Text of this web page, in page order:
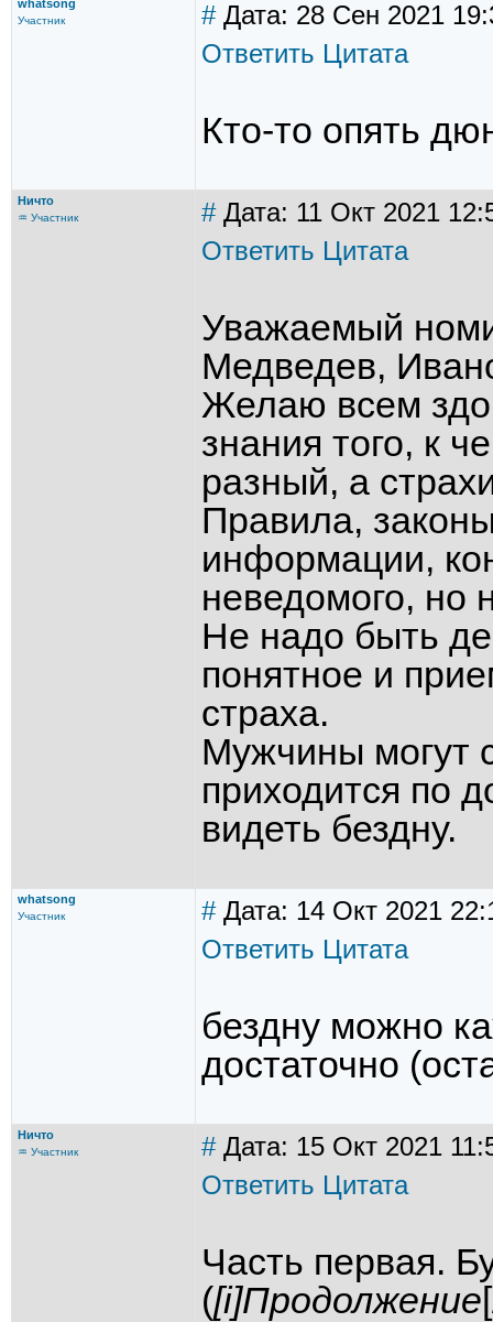
whatsong
Участник #Дата: 28 Сен 2021
Ответить Цитата
Кто-то опять
Ничто
♒ Участник #Дата: 11 Окт 2021
Ответить Цитата
Уважаемый
Медведев,
Желаю всем
знания того, к
разный, а
Правила,
информации,
неведомого, но
Не надо быть
понятное и
страха.
Мужчины могут
приходится по
видеть бездну.
whatsong
Участник #Дата: 14 Окт 2021
Ответить Цитата
бездну можно
достаточно
Ничто
♒ Участник #Дата: 15 Окт 2021
Ответить Цитата
Часть первая.
([i]Продолжение